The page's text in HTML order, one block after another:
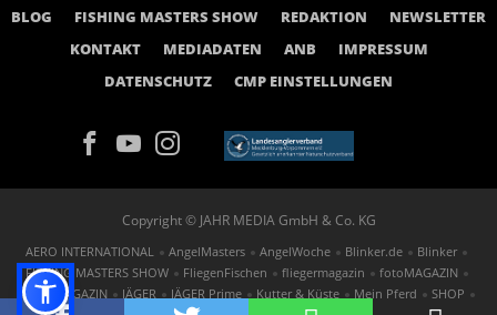
BLOG FISHING MASTERS SHOW REDAKTION
NEWSLETTER
KONTAKT
MEDIADATEN ANB
IMPRESSUM
DATENSCHUTZ
CMP EINSTELLUNGEN
Copyright © JAHR MEDIA GmbH & Co. KG
AERO INTERNATIONAL AngelMasters AngelWoche Blinker.de
Blinker
FISHING MASTERS SHOW
FliegenFischen fliegermagazin
fotoMAGAZIN
GOLF MAGAZIN
JÄGER JÄGER Prime Kutter & Küste Mein Pferd
SHOP